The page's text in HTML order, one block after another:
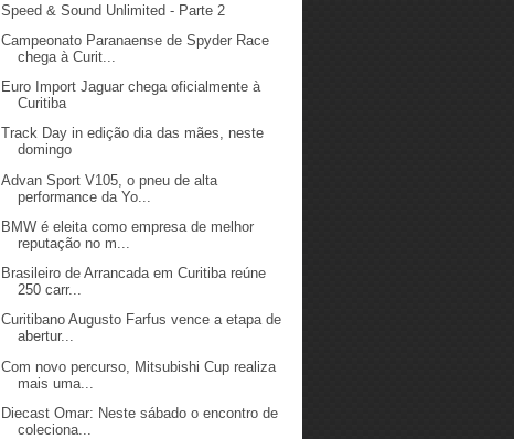
Speed & Sound Unlimited - Parte 2
Campeonato Paranaense de Spyder Race
chega à Curit...
Euro Import Jaguar chega oficialmente à
Curitiba
Track Day in edição dia das mães, neste
domingo
Advan Sport V105, o pneu de alta
performance da Yo...
BMW é eleita como empresa de melhor
reputação no m...
Brasileiro de Arrancada em Curitiba reúne
250 carr...
Curitibano Augusto Farfus vence a etapa de
abertur...
Com novo percurso, Mitsubishi Cup realiza
mais uma...
Diecast Omar: Neste sábado o encontro de
coleciona...